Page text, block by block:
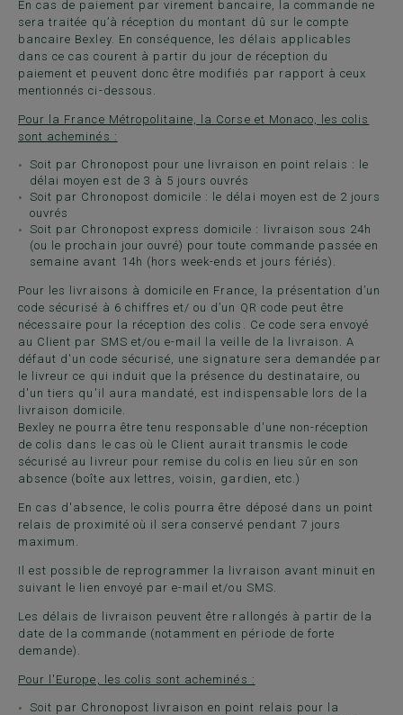
En cas de paiement par virement bancaire, la commande ne
sera traitée qu’à réception du montant dû sur le compte
bancaire Bexley. En conséquence, les délais applicables
dans ce cas courent à partir du jour de réception du
paiement et peuvent donc être modifiés par rapport à ceux
mentionnés ci-dessous.
Pour la France Métropolitaine, la Corse et Monaco, les colis
sont acheminés :
Soit par Chronopost pour une livraison en point relais : le
délai moyen est de 3 à 5 jours ouvrés
Soit par Chronopost domicile : le délai moyen est de 2 jours
ouvrés
Soit par Chronopost express domicile : livraison sous 24h
(ou le prochain jour ouvré) pour toute commande passée en
semaine avant 14h (hors week-ends et jours fériés).
Pour les livraisons à domicile en France, la présentation d’un
code sécurisé à 6 chiffres et/ ou d’un QR code peut être
nécessaire pour la réception des colis. Ce code sera envoyé
au Client par SMS et/ou e-mail la veille de la livraison. A
défaut d'un code sécurisé, une signature sera demandée par
le livreur ce qui induit que la présence du destinataire, ou
d'un tiers qu'il aura mandaté, est indispensable lors de la
livraison domicile.
Bexley ne pourra être tenu responsable d'une non-réception
de colis dans le cas où le Client aurait transmis le code
sécurisé au livreur pour remise du colis en lieu sûr en son
absence (boîte aux lettres, voisin, gardien, etc.)
En cas d'absence, le colis pourra être déposé dans un point
relais de proximité où il sera conservé pendant 7 jours
maximum.
Il est possible de reprogrammer la livraison avant minuit en
suivant le lien envoyé par e-mail et/ou SMS.
Les délais de livraison peuvent être rallongés à partir de la
date de la commande (notamment en période de forte
demande).
Pour l'Europe, les colis sont acheminés :
Soit par Chronopost livraison en point relais pour la